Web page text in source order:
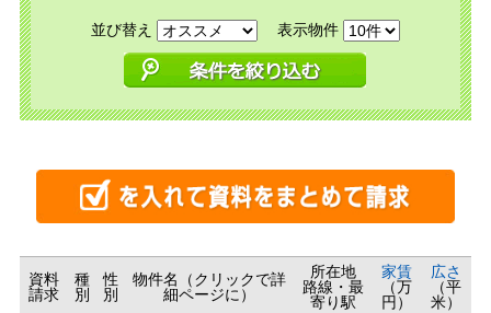
並び替え 表示物件
資料
請求
種
別
性
別
物件名（クリックで詳
細ページに）
所在地
路線・最
寄り駅
家賃
（万
円）
広さ
（平
米）